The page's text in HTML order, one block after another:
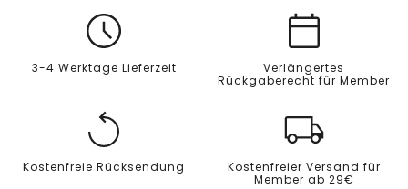
3-4 Werktage Lieferzeit
Verlängertes
Rückgaberecht für Member
Kostenfreie Rücksendung
Kostenfreier Versand für
Member ab 29€